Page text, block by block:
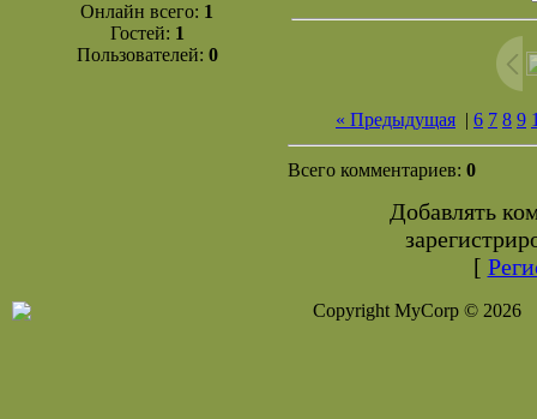
Онлайн всего: 1
Гостей: 1
Пользователей: 0
« Предыдущая | 6 7 8 9
Всего комментариев: 0
Добавлять
[
Copyright MyCorp © 2026